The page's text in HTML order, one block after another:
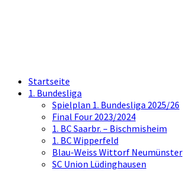
Startseite
1. Bundesliga
Spielplan 1. Bundesliga 2025/26
Final Four 2023/2024
1. BC Saarbr. – Bischmisheim
1. BC Wipperfeld
Blau-Weiss Wittorf Neumünster
SC Union Lüdinghausen